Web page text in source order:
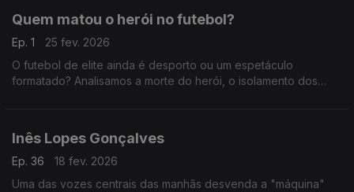
Quem matou o herói no futebol?
Ep. 1
25 fev. 2026
O futebol de elite ainda é desporto ou um espetáculo
formatado? Analisamos a morte do herói, o isolamento dos
Inês Lopes Gonçalves
Ep. 36
18 fev. 2026
Uma das vozes centrais das manhãs desvenda a "máquina"